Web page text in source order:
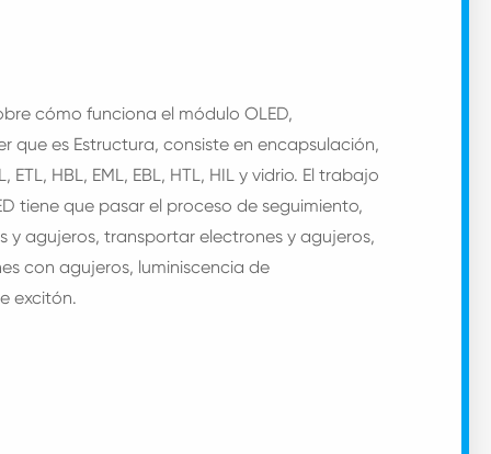
cómo funciona el módulo OLED,
que es Estructura, consiste en encapsulación,
HBL, EML, EBL, HTL, HIL y vidrio. El trabajo
tiene que pasar el proceso de seguimiento,
y agujeros, transportar electrones y agujeros,
con agujeros, luminiscencia de
excitón.